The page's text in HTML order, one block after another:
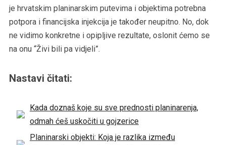
je hrvatskim planinarskim putevima i objektima potrebna
potpora i financijska injekcija je također neupitno. No, dok
ne vidimo konkretne i opipljive rezultate, oslonit ćemo se
na onu “Živi bili pa vidjeli”.
Nastavi čitati:
Kada doznaš koje su sve prednosti planinarenja,
odmah ćeš uskočiti u gojzerice
Planinarski objekti: Koja je razlika između